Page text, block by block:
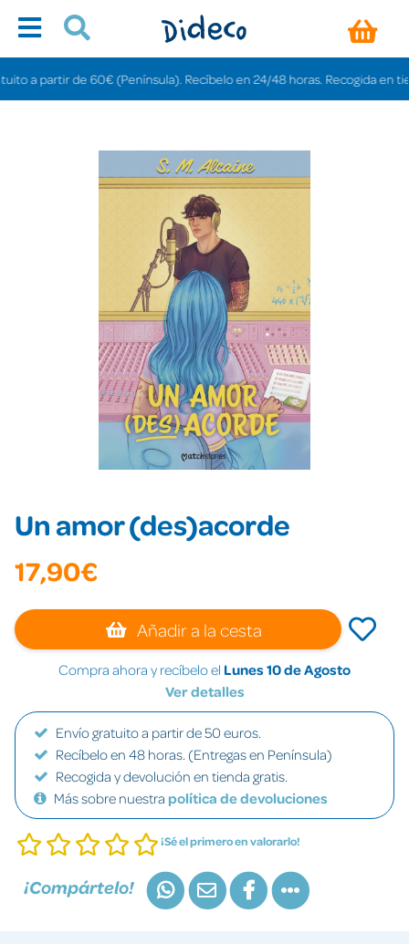
partir de 60€ (Península). Recíbelo en 24/48 horas. Recogida en
Un amor (des)acorde
17,90€
Añadir a la cesta
Compra ahora y recíbelo el Lunes 10 de Agosto
Ver detalles
Envío gratuito a partir de 50 euros.
Recíbelo en 48 horas. (Entregas en Península)
Recogida y devolución en tienda gratis.
Más sobre nuestra política de devoluciones
¡Sé el primero en valorarlo!
¡Compártelo!